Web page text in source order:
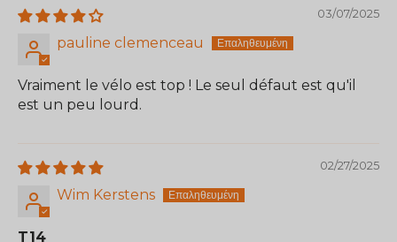
03/07/2025
pauline clemenceau
Vraiment le vélo est top ! Le seul défaut est qu'il
est un peu lourd.
02/27/2025
Wim Kerstens
T14